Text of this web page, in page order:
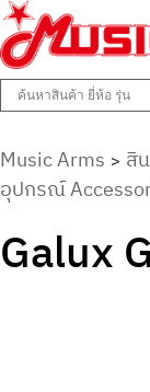
Music
ศูนย์รวมครื่องดน
Music Arms > สิ
อุปกรณ์
Galux